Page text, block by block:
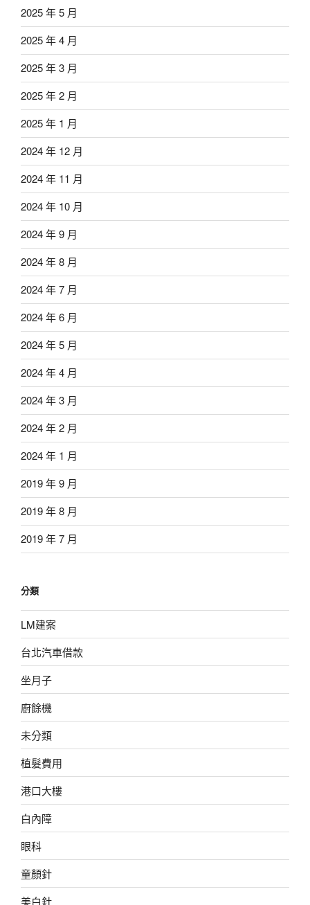
2025 年 5 月
2025 年 4 月
2025 年 3 月
2025 年 2 月
2025 年 1 月
2024 年 12 月
2024 年 11 月
2024 年 10 月
2024 年 9 月
2024 年 8 月
2024 年 7 月
2024 年 6 月
2024 年 5 月
2024 年 4 月
2024 年 3 月
2024 年 2 月
2024 年 1 月
2019 年 9 月
2019 年 8 月
2019 年 7 月
分類
LM建案
台北汽車借款
坐月子
廚餘機
未分類
植髮費用
港口大樓
白內障
眼科
童顏針
美白針